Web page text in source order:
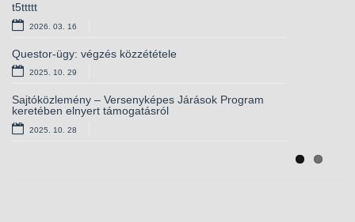
t5ttttt
2026. 03. 16
Questor-ügy: végzés közzététele
2025. 10. 29
Sajtóközlemény – Versenyképes Járások Program
keretében elnyert támogatásról
2025. 10. 28
Versenyképes járások – elnyert támogatás
kamerarendszerhez
Európai lakossági egészségfelmérés – csatlakozzon
Ön is!
2025. 09. 11
Álláshirdetés – magasabb vezető